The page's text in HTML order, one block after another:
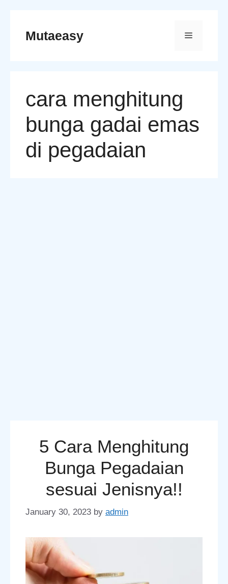
contentMutaeasy Menu
cara menghitung
bunga gadai emas
di pegadaian
5 Cara Menghitung
Bunga Pegadaian
sesuai Jenisnya!!
January 30, 2023 by admin